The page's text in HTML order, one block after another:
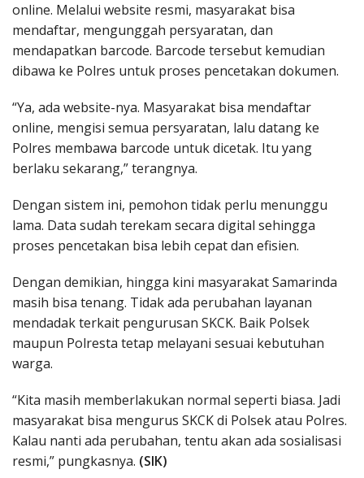
online. Melalui website resmi, masyarakat bisa
mendaftar, mengunggah persyaratan, dan
mendapatkan barcode. Barcode tersebut kemudian
dibawa ke Polres untuk proses pencetakan dokumen.
“Ya, ada website-nya. Masyarakat bisa mendaftar
online, mengisi semua persyaratan, lalu datang ke
Polres membawa barcode untuk dicetak. Itu yang
berlaku sekarang,” terangnya.
Dengan sistem ini, pemohon tidak perlu menunggu
lama. Data sudah terekam secara digital sehingga
proses pencetakan bisa lebih cepat dan efisien.
Dengan demikian, hingga kini masyarakat Samarinda
masih bisa tenang. Tidak ada perubahan layanan
mendadak terkait pengurusan SKCK. Baik Polsek
maupun Polresta tetap melayani sesuai kebutuhan
warga.
“Kita masih memberlakukan normal seperti biasa. Jadi
masyarakat bisa mengurus SKCK di Polsek atau Polres.
Kalau nanti ada perubahan, tentu akan ada sosialisasi
resmi,” pungkasnya. (SIK)